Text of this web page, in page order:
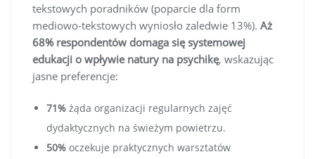
tekstowych poradników (poparcie dla form
mediowo-tekstowych wyniosło zaledwie 13%). Aż
68% respondentów domaga się systemowej
edukacji o wpływie natury na psychikę, wskazując
jasne preferencje:
71% żąda organizacji regularnych zajęć
dydaktycznych na świeżym powietrzu.
50% oczekuje praktycznych warsztatów